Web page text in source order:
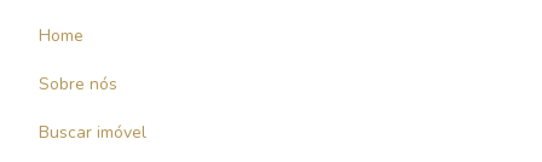
Home
Sobre nós
Buscar imóvel